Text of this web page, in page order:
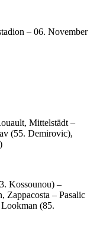
– 06. November
Mittelstädt –
(55. Demirovic),
Kossounou) –
Zappacosta – Pasalic
(85.